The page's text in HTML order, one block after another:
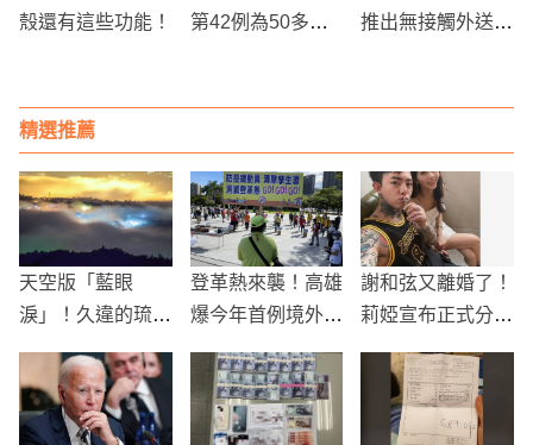
殼還有這些功能！
第42例為50多歲
推出無接觸外送服
精選推薦
天空版「藍眼
淚」！久違的琉璃
登革熱來襲！高雄
爆今年首例境外移
謝和弦又離婚了！
莉婭宣布正式分